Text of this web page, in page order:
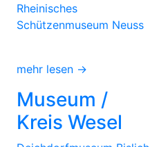
Rheinisches
Schützenmuseum Neuss
mehr lesen →
Museum /
Kreis Wesel